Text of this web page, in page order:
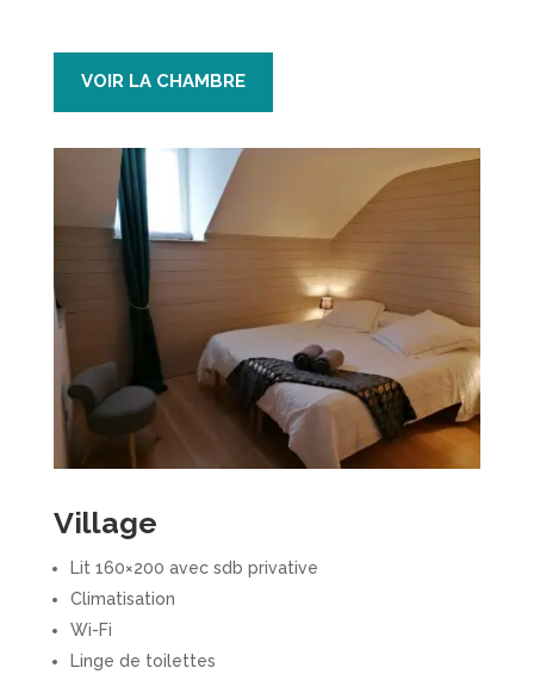
VOIR LA CHAMBRE
Village
Lit 160×200 avec sdb privative
Climatisation
Wi-Fi
Linge de toilettes